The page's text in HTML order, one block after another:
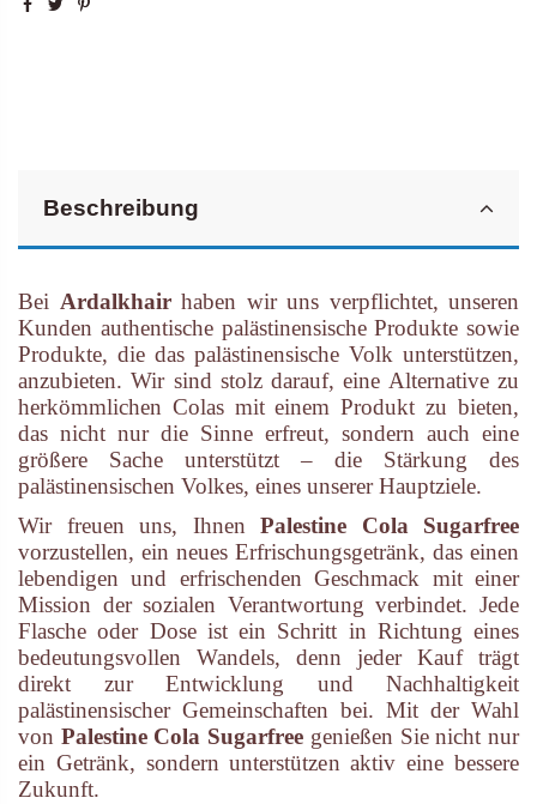
Beschreibung
Bei Ardalkhairhaben wir uns verpflichtet, unseren
Kunden authentische palästinensische Produkte sowie
Produkte, die das palästinensische Volk unterstützen,
anzubieten. Wir sind stolz darauf, eine Alternative zu
herkömmlichen Colas mit einem Produkt zu bieten,
das nicht nur die Sinne erfreut, sondern auch eine
größere Sache unterstützt – die Stärkung des
palästinensischen Volkes, eines unserer Hauptziele.
Wir freuen uns, Ihnen Palestine Cola Sugarfree
vorzustellen, ein neues Erfrischungsgetränk, das einen
lebendigen und erfrischenden Geschmack mit einer
Mission der sozialen Verantwortung verbindet. Jede
Flasche oder Dose ist ein Schritt in Richtung eines
bedeutungsvollen Wandels, denn jeder Kauf trägt
direkt zur Entwicklung und Nachhaltigkeit
palästinensischer Gemeinschaften bei. Mit der Wahl
von Palestine Cola Sugarfree genießen Sie nicht nur
ein Getränk, sondern unterstützen aktiv eine bessere
Zukunft.